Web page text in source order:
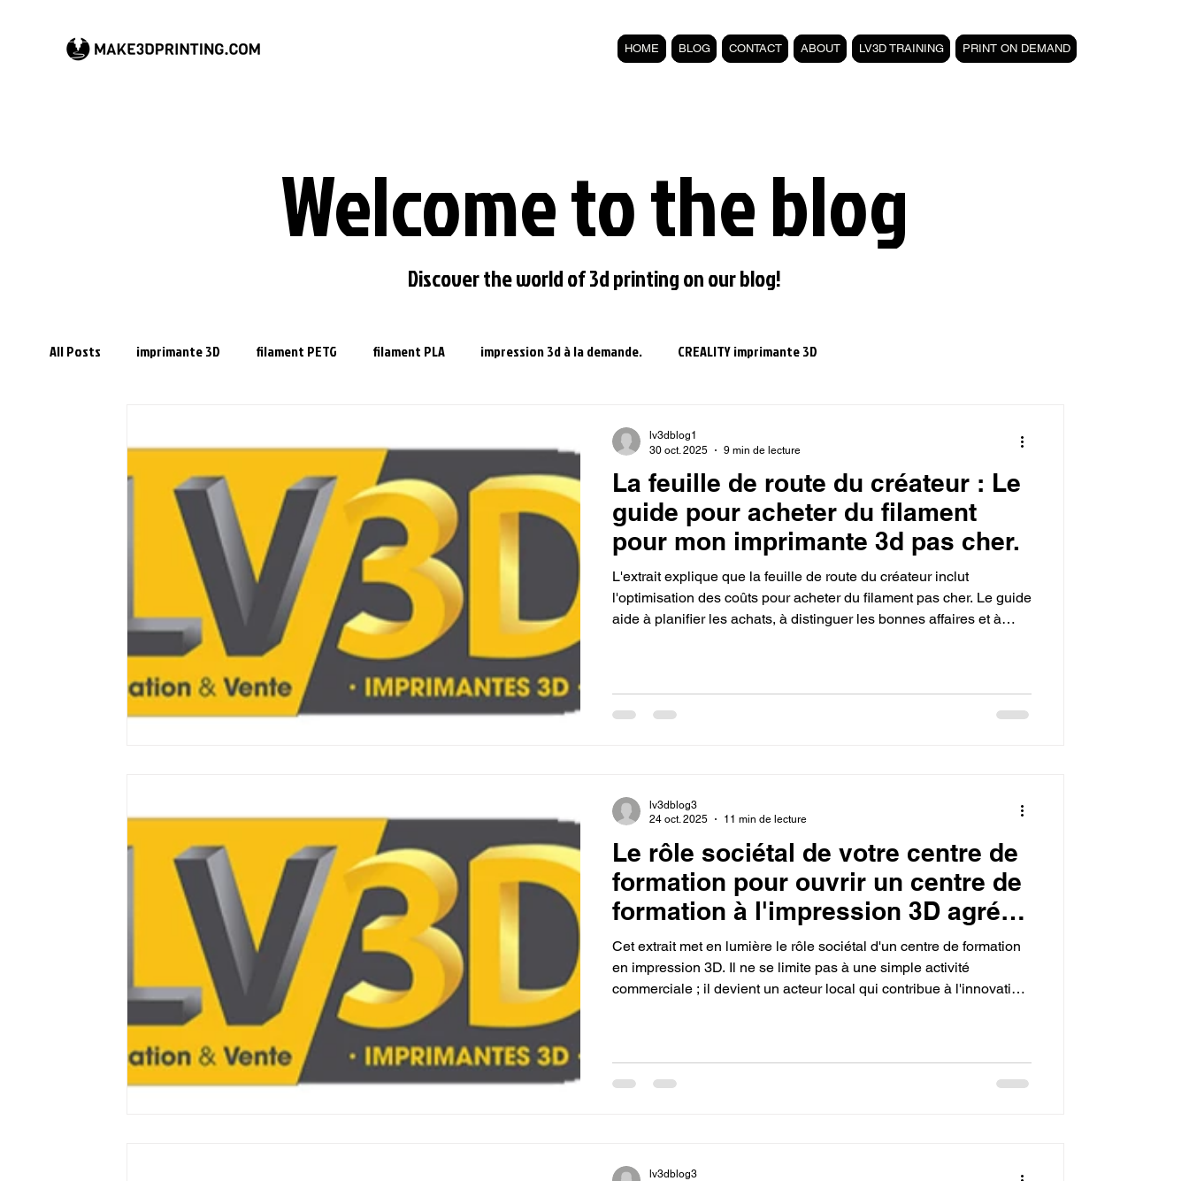
HOME BLOG CONTACT ABOUT LV3D TRAINING PRINT ON DEMAND
Welcome to the blog
Discover the world of 3d printing on our blog!
All Posts imprimante 3D filament PETG filament PLA impression 3d à la demande. CREALITY imprimante 3D
Formation éligible au CPF Impressio Formation 3D CPF impression 3D en ligne expert en SEO Formation 3D en ligne.
Refaire piece en 3D magasin LV3D Commerce en Franchise concession LV3D
CREALITY SPARKX i7 Color Combo Bambu Lab X2D SNAPMAKER U1
La feuille de route du créateur : Le
guide pour acheter du filament
pour mon imprimante 3d pas cher.
L'extrait explique que la feuille de route du créateur inclut
l'optimisation des coûts pour acheter du filament pas cher. Le guide
aide à planifier les achats, à distinguer les bonnes affaires et à
de haute qualité.
lv3dblog1
30 oct. 2025
9 min de lecture
Le rôle sociétal de votre centre de
formation pour ouvrir un centre de
formation à l'impression 3D agréé
CPF avec LV3D dans votre ville.
Cet extrait met en lumière le rôle sociétal d'un centre de formation
en impression 3D. Il ne se limite pas à une simple activité
commerciale ; il devient un acteur local qui contribue à l'innovation
lv3dblog3
24 oct. 2025
11 min de lecture
lv3dblog3